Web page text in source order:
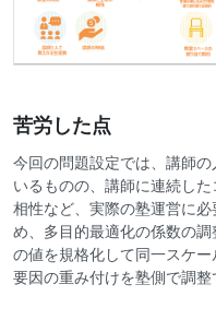
苦労した点
今回の問題設定では、講師
いるものの、講師に連続し
相性など、実際の塾運営に
め、多目的最適化の係数の
の値を規格化して同一スケ
要因の重み付けを塾側で調整